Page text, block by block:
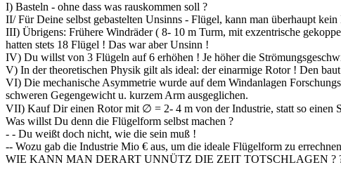
I) Basteln - ohne dass was rauskommen soll ?
II/ Für Deine selbst gebastelten Unsinns - Flügel, kann man überhaupt
III) Übrigens: Frühere Windräder ( 8- 10 m Turm, mit exzentrische
hatten stets 18 Flügel ! Das war aber Unsinn !
IV) Du willst von 3 Flügeln auf 6 erhöhen ! Je höher die
V) In der theoretischen Physik gilt als ideal: der einarmige Rotor ! Den
VI) Die mechanische Asymmetrie wurde auf dem Windanlagen
schweren Gegengewicht u. kurzem Arm ausgeglichen.
VII) Kauf Dir einen Rotor mit ∅ = 2- 4 m von der Industrie, statt so einen
Was willst Du denn die Flügelform selbst machen ?
- - Du weißt doch nicht, wie die sein muß !
-- Wozu gab die Industrie Mio € aus, um die ideale Flügelform zu
WIE KANN MAN DERART UNNÜTZ DIE ZEIT TOTSCHLAGEN ?